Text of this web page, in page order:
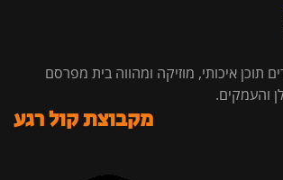
תוכן איכותי, מוזיקה ומהווה בית מפרסם
והעמקים.
מקבוצת קול רגע